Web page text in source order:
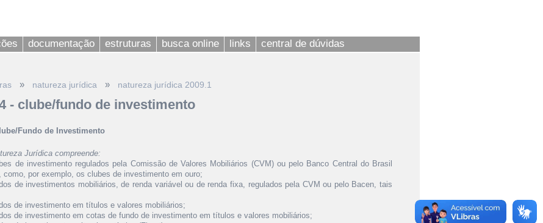
documentação estruturas busca online links central de dúvidas
» natureza jurídica » natureza jurídica 2009.1
- clube/fundo de investimento
Fundo de Investimento
Jurídica compreende:
de investimento regulados pela Comissão de Valores Mobiliários (CVM) ou pelo Banco Central do Brasil
como, por exemplo, os clubes de investimento em ouro;
de investimentos mobiliários, de renda variável ou de renda fixa, regulados pela CVM ou pelo Bacen, tais
de investimento em títulos e valores mobiliários;
de investimento em cotas de fundo de investimento em títulos e valores mobiliários;